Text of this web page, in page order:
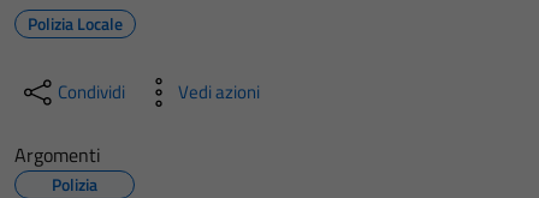
Polizia Locale
Condividi Vedi azioni
Argomenti
Polizia